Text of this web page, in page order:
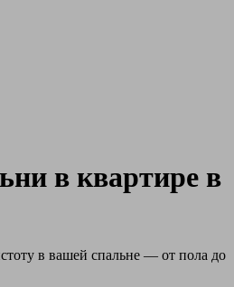
в квартире в
в вашей спальне — от пола до